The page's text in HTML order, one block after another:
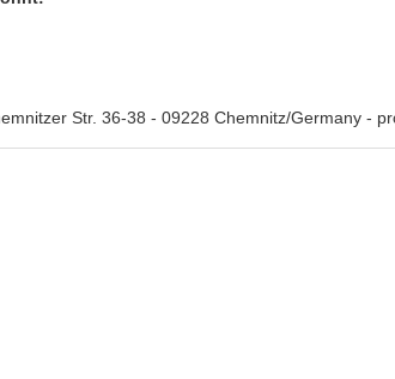
Str. 36-38 - 09228 Chemnitz/Germany -